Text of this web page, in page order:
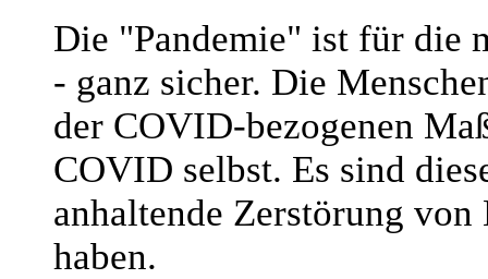
Die "Pandemie" ist für die
- ganz sicher. Die
der COVID-bezogenen
COVID selbst. Es sind
anhaltende Zerstörung
haben.